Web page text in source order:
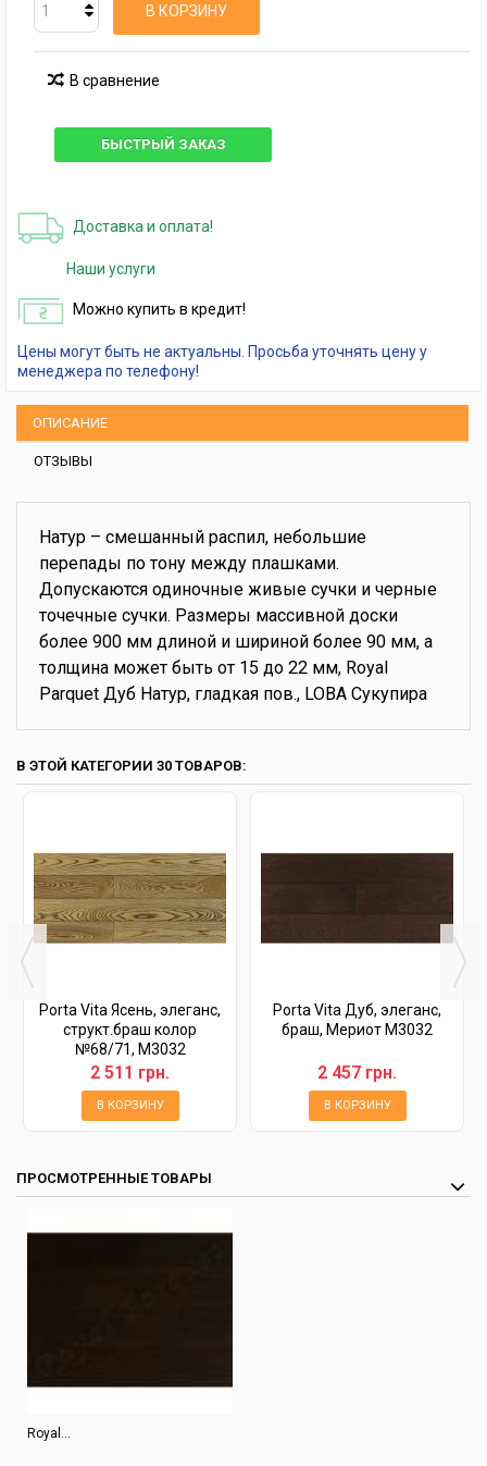
В КОРЗИНУ
В сравнение
БЫСТРЫЙ ЗАКАЗ
Доставка и оплата!
Наши услуги
Можно купить в кредит!
Цены могут быть не актуальны. Просьба уточнять цену у
менеджера по телефону!
ОПИСАНИЕ
ОТЗЫВЫ
Натур – смешанный распил, небольшие
перепады по тону между плашками.
Допускаются одиночные живые сучки и черные
точечные сучки. Размеры массивной доски
более 900 мм длиной и шириной более 90 мм, а
толщина может быть от 15 до 22 мм, Royal
Parquet Дуб Натур, гладкая пов., LOBA Сукупира
В ЭТОЙ КАТЕГОРИИ 30 ТОВАРОВ:
Porta Vita Ясень, элеганс,
структ.браш колор
№68/71, М3032
2 511 грн.
В КОРЗИНУ
Porta Vita Дуб, элеганс,
браш, Мериот М3032
2 457 грн.
В КОРЗИНУ
ПРОСМОТРЕННЫЕ ТОВАРЫ
Royal...